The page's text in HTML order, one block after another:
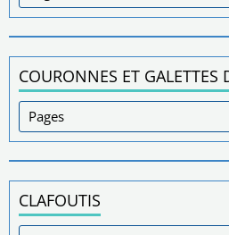
COURONNES ET GALETTES
CLAFOUTIS